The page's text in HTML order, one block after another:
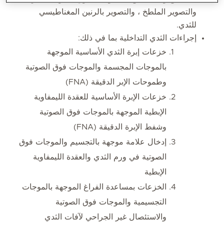
والتصوير الملطخ ، والتصوير بالرنين المغناطيسي
للثدي.
إجراءات الثدي التداخلية بما في ذلك:
خزعات إبرة الثدي الأساسية الموجهة
بالموجات المجسمة والموجات فوق الصوتية
وطموحات الإبر الدقيقة (FNA)
خزعات الإبرة الأساسية للعقدة الليمفاوية
الإبطية الموجهة بالموجات فوق الصوتية
وشفط الإبرة الدقيقة (FNA)
إدخال علامة موجهة بالتجسيم والموجات فوق
الصوتية في ورم الثدي والعقدة الليمفاوية
الإبطية
الخزعات بمساعدة الفراغ الموجهة بالموجات
التجسيمية والموجات فوق الصوتية
والاستئصال غير الجراحي لآفات الثدي